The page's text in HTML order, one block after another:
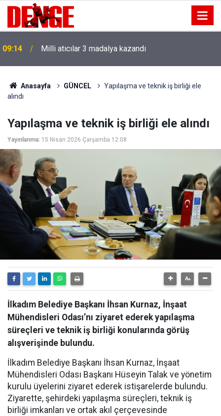
09:14 Milli atıcılar 3 madalya kazandı
Anasayfa GÜNCEL
Yapılaşma ve teknik iş birliği ele
alındı
Yapılaşma ve teknik iş birliği ele alındı
Yayınlanma: 15 Nisan 2026 Çarşamba 12:08
İlkadım Belediye Başkanı İhsan Kurnaz, İnşaat
Mühendisleri Odası’nı ziyaret ederek yapılaşma
süreçleri ve teknik iş birliği konularında görüş
alışverişinde bulundu.
İlkadım Belediye Başkanı İhsan Kurnaz, İnşaat
Mühendisleri Odası Başkanı Hüseyin Talak ve yönetim
kurulu üyelerini ziyaret ederek istişarelerde bulundu.
Ziyarette, şehirdeki yapılaşma süreçleri, teknik iş
birliği imkanları ve ortak akıl çerçevesinde